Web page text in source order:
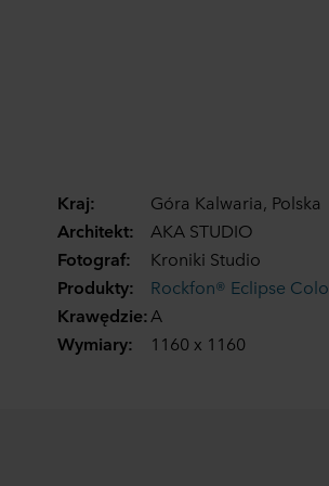
administratorem Twoim danych
Kraj:
Góra Kalwaria, Polska
Architekt:
AKA STUDIO
Fotograf:
Kroniki Studio
Produkty:
Rockfon® Eclipse
Krawędzie:A
Wymiary:
1160 x 1160